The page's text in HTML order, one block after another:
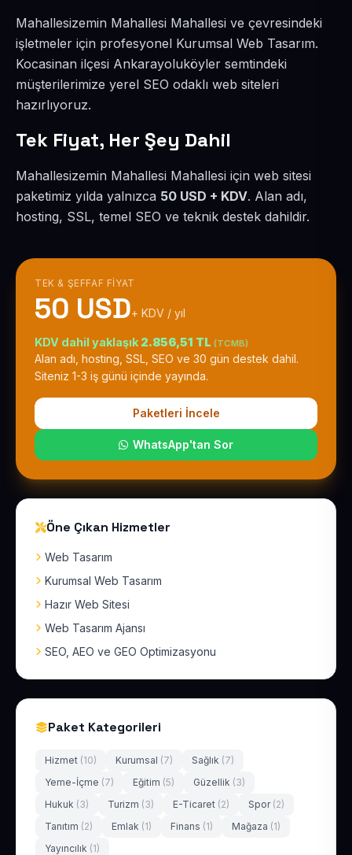
Mahallesizemin Mahallesi Mahallesi ve çevresindeki
işletmeler için profesyonel Kurumsal Web Tasarım.
Kocasinan ilçesi Ankarayoluköyler semtindeki
müşterilerimize yerel SEO odaklı web siteleri
hazırlıyoruz.
Tek Fiyat, Her Şey Dahil
Mahallesizemin Mahallesi Mahallesi için web sitesi
paketimiz yılda yalnızca 50 USD + KDV. Alan adı,
hosting, SSL, temel SEO ve teknik destek dahildir.
TEK & ŞEFFAF FIYAT
50 USD+ KDV / yıl
KDV dahil yaklaşık 2.856,51 TL (TCMB)
Alan adı, hosting, SSL, SEO ve 30 gün destek dahil.
Siteniz 1-3 iş günü içinde yayında.
Paketleri İncele
WhatsApp'tan Sor
Öne Çıkan Hizmetler
Web Tasarım
Kurumsal Web Tasarım
Hazır Web Sitesi
Web Tasarım Ajansı
SEO, AEO ve GEO Optimizasyonu
Paket Kategorileri
Hizmet (10) Kurumsal (7) Sağlık (7)
Yeme-İçme (7) Eğitim (5) Güzellik (3)
Hukuk (3) Turizm (3) E-Ticaret (2) Spor (2)
Tanıtım (2) Emlak (1) Finans (1) Mağaza (1)
Yayıncılık (1)